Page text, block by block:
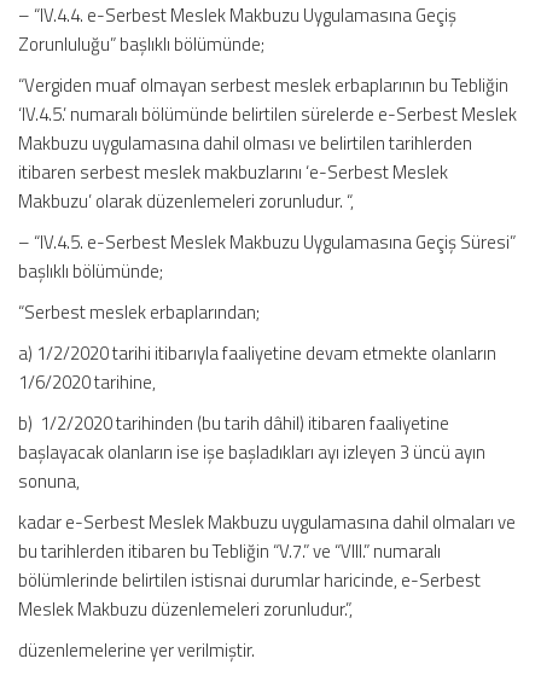
– “IV.4.4. e-Serbest Meslek Makbuzu Uygulamasına Geçiş
Zorunluluğu” başlıklı bölümünde;
“Vergiden muaf olmayan serbest meslek erbaplarının bu Tebliğin
‘IV.4.5.’ numaralı bölümünde belirtilen sürelerde e-Serbest Meslek
Makbuzu uygulamasına dahil olması ve belirtilen tarihlerden
itibaren serbest meslek makbuzlarını ‘e-Serbest Meslek
Makbuzu’ olarak düzenlemeleri zorunludur. “,
– “IV.4.5. e-Serbest Meslek Makbuzu Uygulamasına Geçiş Süresi”
başlıklı bölümünde;
“Serbest meslek erbaplarından;
a) 1/2/2020 tarihi itibarıyla faaliyetine devam etmekte olanların
1/6/2020 tarihine,
b) 1/2/2020 tarihinden (bu tarih dâhil) itibaren faaliyetine
başlayacak olanların ise işe başladıkları ayı izleyen 3 üncü ayın
sonuna,
kadar e-Serbest Meslek Makbuzu uygulamasına dahil olmaları ve
bu tarihlerden itibaren bu Tebliğin “V.7.” ve “VIII.” numaralı
bölümlerinde belirtilen istisnai durumlar haricinde, e-Serbest
Meslek Makbuzu düzenlemeleri zorunludur.”,
düzenlemelerine yer verilmiştir.